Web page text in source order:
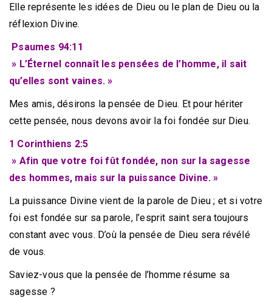
Elle représente les idées de Dieu ou le plan de Dieu ou la
réflexion Divine.
Psaumes 94:11
» L’Éternel connaît les pensées de l’homme, il sait
qu’elles sont vaines. »
Mes amis, désirons la pensée de Dieu. Et pour hériter
cette pensée, nous devons avoir la foi fondée sur Dieu.
1 Corinthiens 2:5
» Afin que votre foi fût fondée, non sur la sagesse
des hommes, mais sur la puissance Divine. »
La puissance Divine vient de la parole de Dieu ; et si votre
foi est fondée sur sa parole, l’esprit saint sera toujours
constant avec vous. D’où la pensée de Dieu sera révélé
de vous.
Saviez-vous que la pensée de l’homme résume sa
sagesse ?